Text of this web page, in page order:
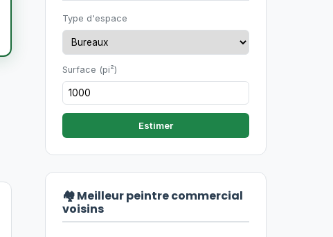
Type d'espace
Surface (pi²)
Estimer
🏘️ Meilleur peintre commercial
voisins